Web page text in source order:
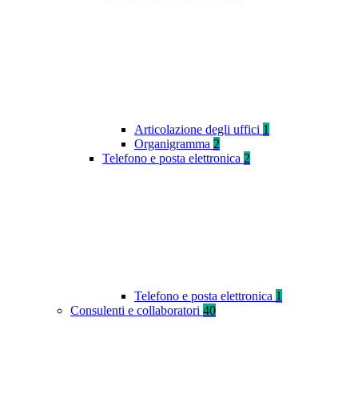
Articolazione degli uffici 1
Organigramma 2
Telefono e posta elettronica 2
Telefono e posta elettronica 1
Consulenti e collaboratori 40